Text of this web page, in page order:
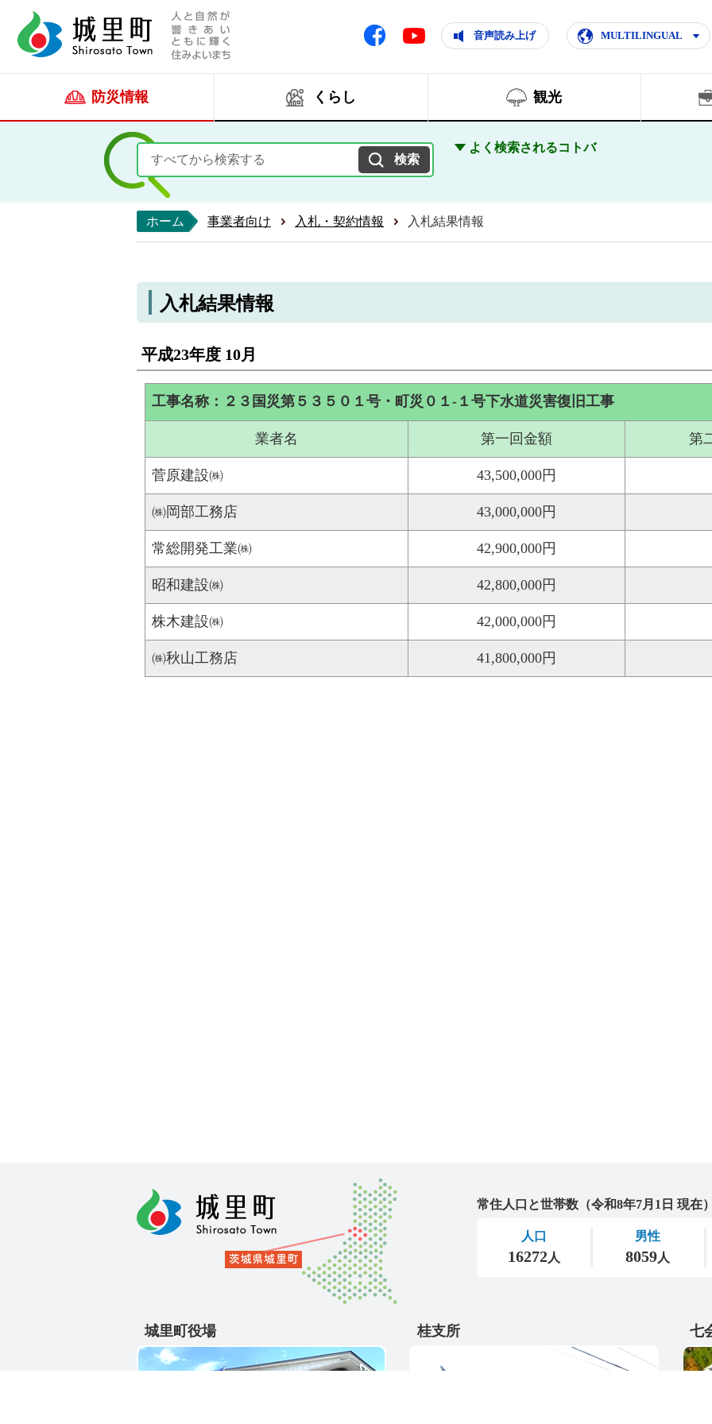
人と自然が響きあいともに輝く住みよいまち
Facebook Youtube 音声読み上げ MULTILINGUAL
防災情報 くらし 観光
よく検索されるコトバ
ホーム 事業者向け 入札・契約情報 入札結果情報
入札結果情報
平成23年度 10月
工事名称：２３国災第５３５０１号・町災０１-１号下水道災害復旧工事
業者名 第一回金額 第
菅原建設㈱ 43,500,000円
㈱岡部工務店 43,000,000円
常総開発工業㈱ 42,900,000円
昭和建設㈱ 42,800,000円
株木建設㈱ 42,000,000円
㈱秋山工務店 41,800,000円
城里町役場 桂支所 七